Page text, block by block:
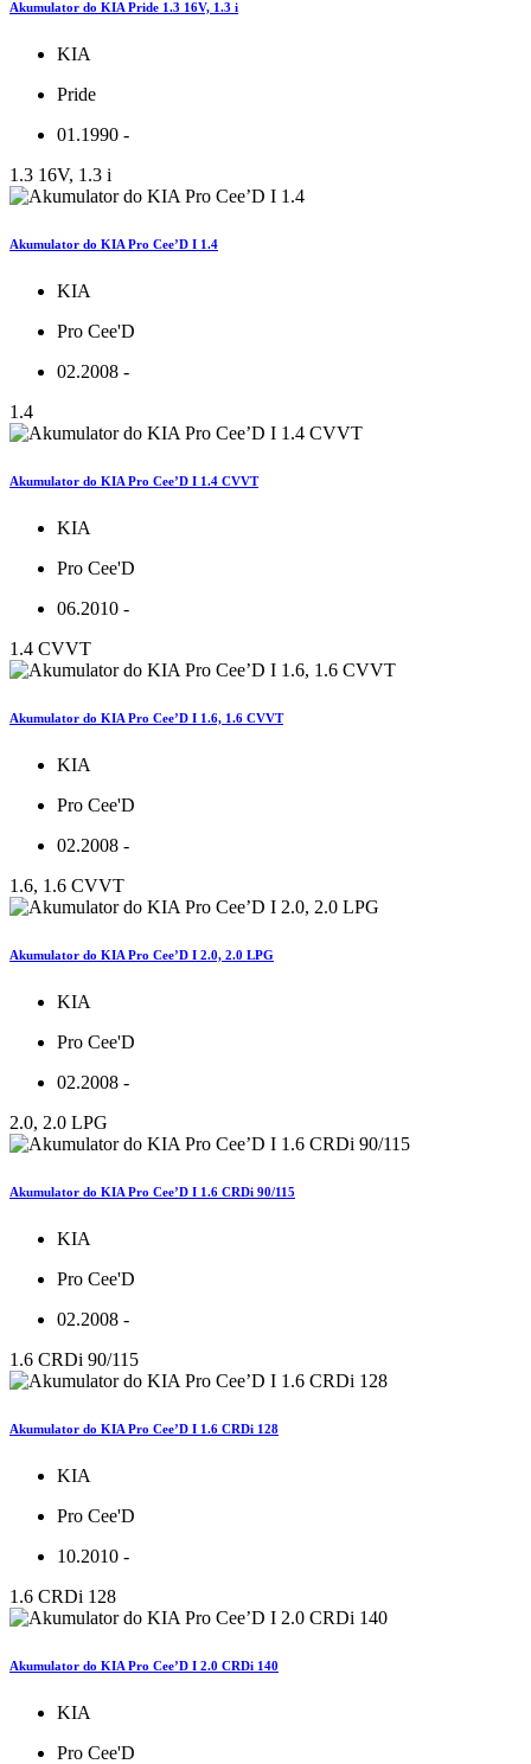
Akumulator do KIA Pride 1.3 16V, 1.3 i
KIA
Pride
01.1990 -
1.3 16V, 1.3 i
Akumulator do KIA Pro Cee’D I 1.4
KIA
Pro Cee'D
02.2008 -
1.4
Akumulator do KIA Pro Cee’D I 1.4 CVVT
KIA
Pro Cee'D
06.2010 -
1.4 CVVT
Akumulator do KIA Pro Cee’D I 1.6, 1.6 CVVT
KIA
Pro Cee'D
02.2008 -
1.6, 1.6 CVVT
Akumulator do KIA Pro Cee’D I 2.0, 2.0 LPG
KIA
Pro Cee'D
02.2008 -
2.0, 2.0 LPG
Akumulator do KIA Pro Cee’D I 1.6 CRDi 90/115
KIA
Pro Cee'D
02.2008 -
1.6 CRDi 90/115
Akumulator do KIA Pro Cee’D I 1.6 CRDi 128
KIA
Pro Cee'D
10.2010 -
1.6 CRDi 128
Akumulator do KIA Pro Cee’D I 2.0 CRDi 140
KIA
Pro Cee'D